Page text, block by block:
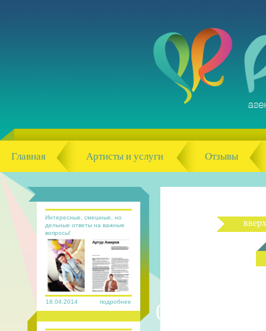
Главная Артисты и услуги Отзывы
18.04.2014 подробнее
Интересные, смешные, но
дельные ответы на важные
вопросы!
вверх
01.07.2013